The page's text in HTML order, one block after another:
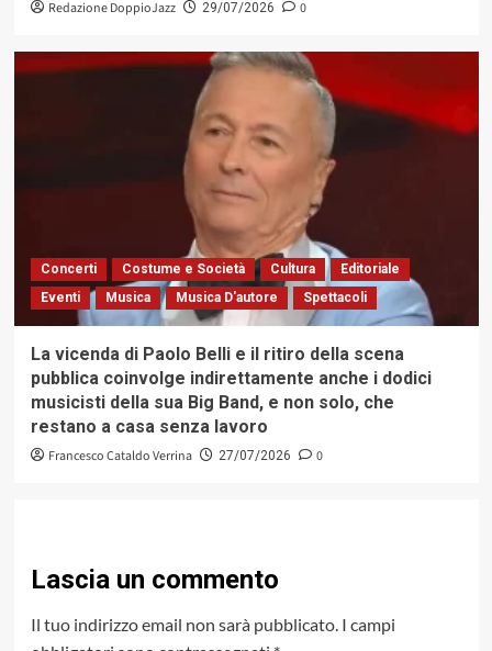
Redazione DoppioJazz 29/07/2026 0
Concerti Costume e Società Cultura
Editoriale
Eventi
Musica Musica D'autore Spettacoli
La vicenda di Paolo Belli e il ritiro della scena
pubblica coinvolge indirettamente anche i dodici
musicisti della sua Big Band, e non solo, che
restano a casa senza lavoro
Francesco Cataldo Verrina 27/07/2026 0
Lascia un commento
Il tuo indirizzo email non sarà pubblicato. I campi